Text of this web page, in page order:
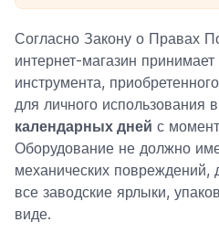
Согласно Закону о Правах
интернет-магазин
инструмента,
для личного использования
календарных дней с
Оборудование не должно
механических
все заводские ярлыки,
виде.